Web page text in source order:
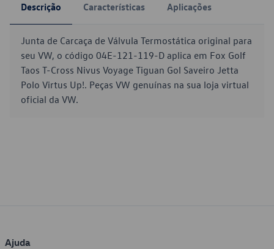
Descrição Características Aplicações
Junta de Carcaça de Válvula Termostática original para
seu VW, o código 04E-121-119-D aplica em Fox Golf
Taos T-Cross Nivus Voyage Tiguan Gol Saveiro Jetta
Polo Virtus Up!. Peças VW genuínas na sua loja virtual
oficial da VW.
Ajuda